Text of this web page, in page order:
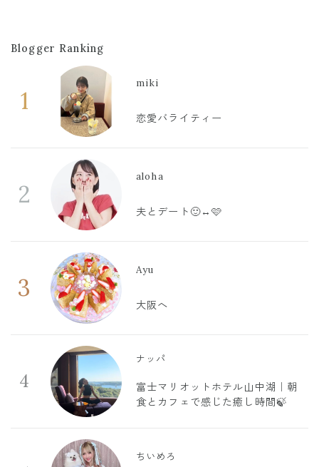
Blogger Ranking
1
miki
恋愛バライティー
2
aloha
夫とデート🙂‍↔️🩷
3
Ayu
大阪へ
4
ナッパ
富士マリオットホテル山中湖｜朝
食とカフェで感じた癒し時間🍃
ちいめろ